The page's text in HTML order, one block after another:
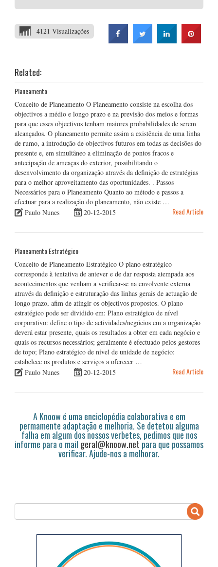
4121 Visualizações
Related:
Planeamento
Conceito de Planeamento O Planeamento consiste na escolha dos
objectivos a médio e longo prazo e na previsão dos meios e formas
para que esses objectivos tenham maiores probabilidades de serem
alcançados. O planeamento permite assim a existência de uma linha
de rumo, a introdução de objectivos futuros em todas as decisões do
presente e, em simultâneo a eliminação de pontos fracos e
antecipação de ameaças do exterior, possibilitando o
desenvolvimento da organização através da definição de estratégias
para o melhor aproveitamento das oportunidades. . Passos
Necessários para o Planeamento Quanto ao método e passos a
efectuar para a realização do planeamento, não existe …
Paulo Nunes
20-12-2015 Read Article
Planeamento Estratégico
Conceito de Planeamento Estratégico O plano estratégico
corresponde à tentativa de antever e de dar resposta atempada aos
acontecimentos que venham a verificar-se na envolvente externa
através da definição e estruturação das linhas gerais de actuação de
longo prazo, afim de atingir os objectivos propostos. O plano
estratégico pode ser dividido em: Plano estratégico de nível
corporativo: define o tipo de actividades/negócios em a organização
deverá estar presente, quais os resultados a obter em cada negócio e
quais os recursos necessários; geralmente é efectuado pelos gestores
de topo; Plano estratégico de nível de unidade de negócio:
estabelece os produtos e serviços a oferecer …
Paulo Nunes
20-12-2015 Read Article
A Knoow é uma enciclopédia colaborativa e em
permamente adaptação e melhoria. Se detetou alguma
falha em algum dos nossos verbetes, pedimos que nos
informe para o mail geral@knoow.netpara que possamos
verificar. Ajude-nos a melhorar.